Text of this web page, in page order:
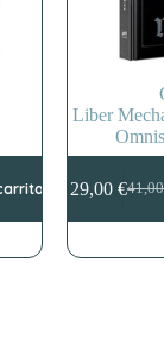
Liber
El
era:
29,00 €El
es: